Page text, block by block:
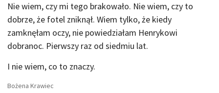
Nie wiem, czy mi tego brakowało. Nie wiem, czy to
dobrze, że fotel zniknął. Wiem tylko, że kiedy
zamknęłam oczy, nie powiedziałam Henrykowi
dobranoc. Pierwszy raz od siedmiu lat.
I nie wiem, co to znaczy.
Bożena Krawiec